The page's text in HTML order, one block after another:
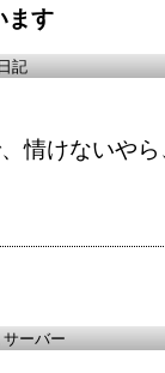
ます
記
情けないや
サーバー